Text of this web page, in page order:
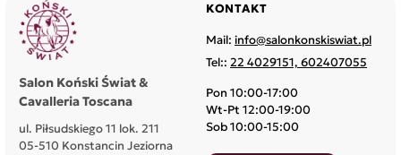
Salon Koński Świat &
Cavalleria Toscana
ul. Piłsudskiego 11 lok. 211
05-510 Konstancin Jeziorna
KONTAKT
Mail: info@salonkonskiswiat.pl
Tel:: 22 4029151, 602407055
Pon 10:00-17:00
Wt-Pt 12:00-19:00
Sob 10:00-15:00